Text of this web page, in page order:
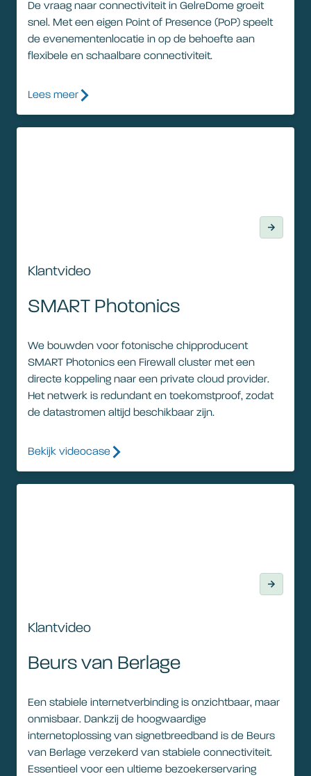
De vraag naar connectiviteit in GelreDome groeit
snel. Met een eigen Point of Presence (PoP) speelt
de evenementenlocatie in op de behoefte aan
flexibele en schaalbare connectiviteit.
Lees meer
Klantvideo
SMART Photonics
We bouwden voor fotonische chipproducent
SMART Photonics een Firewall cluster met een
directe koppeling naar een private cloud provider.
Het netwerk is redundant en toekomstproof, zodat
de datastromen altijd beschikbaar zijn.
Bekijk videocase
Klantvideo
Beurs van Berlage
Een stabiele internetverbinding is onzichtbaar, maar
onmisbaar. Dankzij de hoogwaardige
internetoplossing van signetbreedband is de Beurs
van Berlage verzekerd van stabiele connectiviteit.
Essentieel voor een ultieme bezoekerservaring